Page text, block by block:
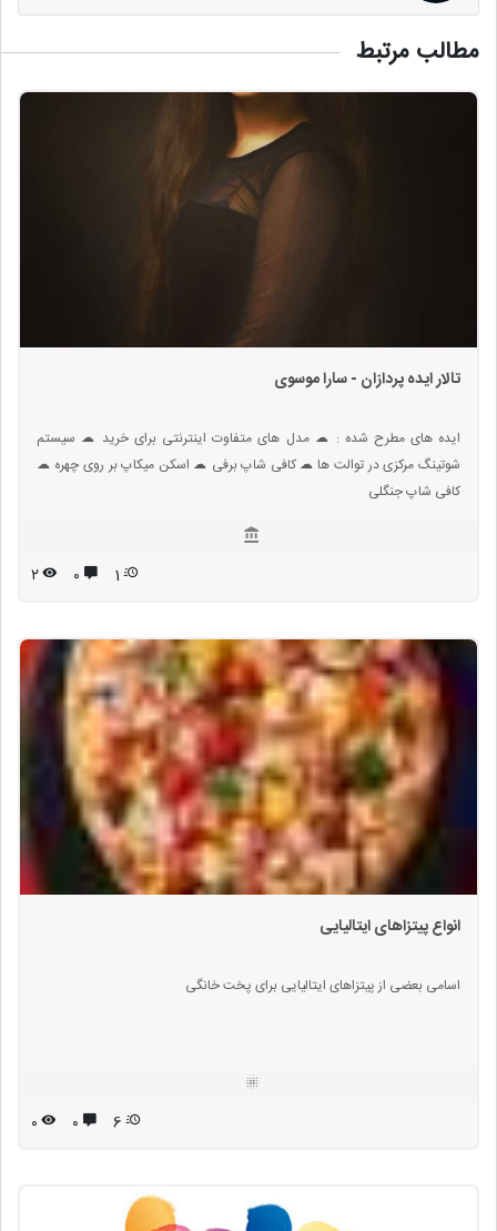
مطالب مرتبط
تالار ایده پردازان - سارا موسوی
ایده های مطرح شده : ☁ مدل های متفاوت اینترنتی برای خرید ☁ سیستم
شوتینگ مرکزی در توالت ها ☁ کافی شاپ برفی ☁ اسکن میکاپ بر روی چهره ☁
کافی شاپ جنگلی
1 ۰ ۲
انواع پیتزاهای ایتالیایی
اسامی بعضی از پیتزاهای ایتالیایی برای پخت خانگی
6 ۰ ۰